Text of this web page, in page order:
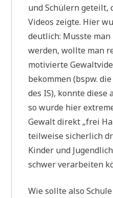
und Schülern geteilt,
Videos zeigte. Hier
deutlich: Musste
werden, wollte man
motivierte
bekommen (bspw.
des IS), konnte diese
so wurde hier
Gewalt direkt „frei
teilweise sicherlich
Kinder und
schwer verarbeiten
Wie sollte also